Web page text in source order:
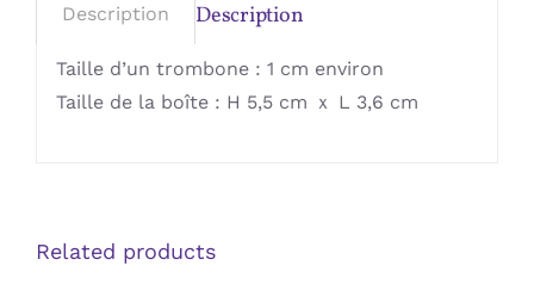
Description Description
Taille d’un trombone : 1 cm environ
Taille de la boîte : H 5,5 cm ｘ L 3,6 cm
Related products